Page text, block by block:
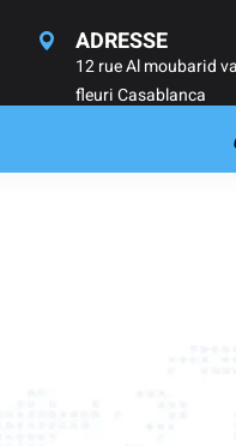
ADRESSE
12 rue Al moubarid
fleuri Casablanca